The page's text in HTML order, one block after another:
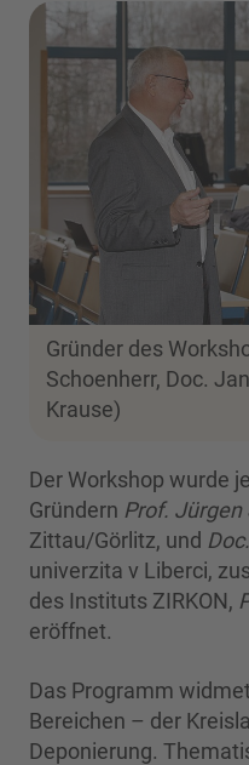
Gründer des
Schoenherr, Doc.
Krause)
Der Workshop wurde
Gründern Prof. Jürgen
Zittau/Görlitz, und
univerzita v Liberci,
des Instituts ZIRKON,
eröffnet.
Das Programm
Bereichen – der
Deponierung.